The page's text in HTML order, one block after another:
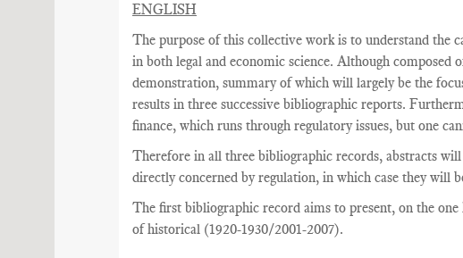
ENGLISH
The purpose of this collective work is to understand the
in both legal and economic science. Although
demonstration, summary of which will largely be the
results in three successive bibliographic reports.
finance, which runs through regulatory issues, but one
Therefore in all three bibliographic records, abstracts
directly concerned by regulation, in which case they will
The first bibliographic record aims to present, on the one
of historical (1920-1930/2001-2007).